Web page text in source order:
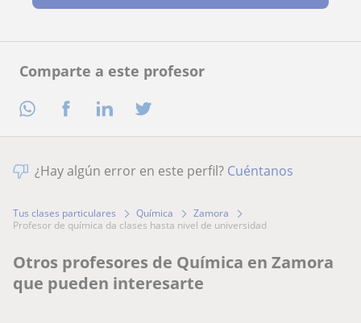
Comparte a este profesor
¿Hay algún error en este perfil? Cuéntanos
Tus clases particulares Química
Zamora
profesor de química da clases hasta nivel de universidad
Otros profesores de Química en Zamora
que pueden interesarte